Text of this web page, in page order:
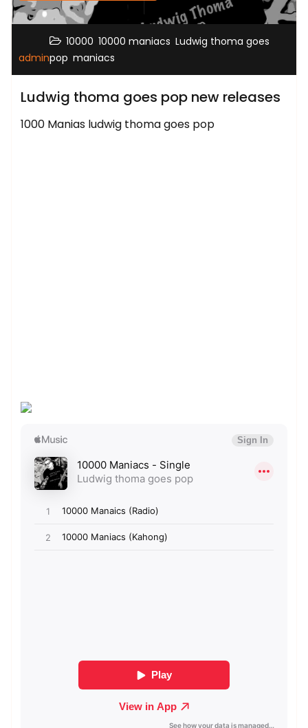
admin
10000 10000 maniacs Ludwig thoma goes
pop maniacs
Ludwig thoma goes pop new releases
1000 Manias ludwig thoma goes pop